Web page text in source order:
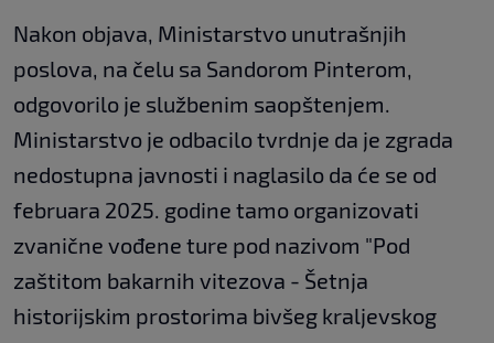
Nakon objava, Ministarstvo unutrašnjih
poslova, na čelu sa Sandorom Pinterom,
odgovorilo je službenim saopštenjem.
Ministarstvo je odbacilo tvrdnje da je zgrada
nedostupna javnosti i naglasilo da će se od
februara 2025. godine tamo organizovati
zvanične vođene ture pod nazivom "Pod
zaštitom bakarnih vitezova - Šetnja
historijskim prostorima bivšeg kraljevskog